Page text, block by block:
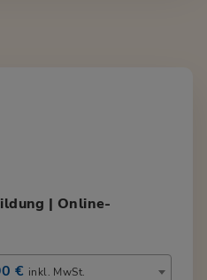
| Online-
€ inkl. MwSt.